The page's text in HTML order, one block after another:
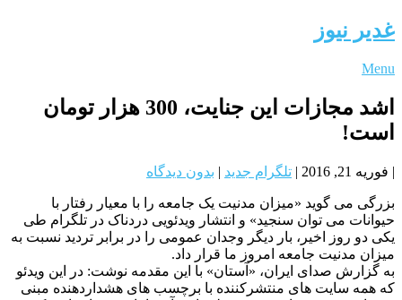
غدیر نیوز
Menu
اشد مجازات این جنایت، 300 هزار تومان
است!
| فوریه 21, 2016 | تلگرام جدید | بدون دیدگاه
بزرگی می گوید «میزان مدنیت یک جامعه را با معیار رفتار با
حیوانات می توان سنجید» و انتشار ویدئویی دردناک در تلگرام طی
یکی دو روز اخیر، بار دیگر وجدان عمومی را در برابر تردید نسبت به
میزان مدنیت جامعه امروز ما قرار داد.
به گزارش صدای ایران، «آستان» با این مقدمه نوشت: در این ویدئو
که همه سایت های منتشرکننده با برچسب های هشداردهنده مبنی